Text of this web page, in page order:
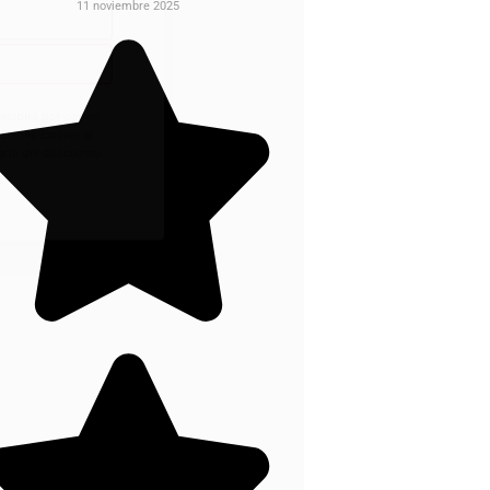
11 noviembre 2025
por correo
canjear el
del descuento.